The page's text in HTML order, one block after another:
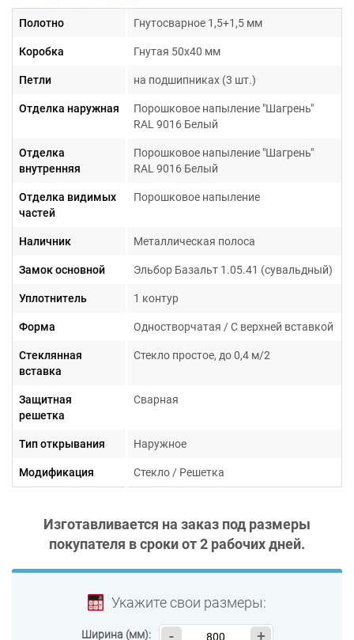
Полотно Гнутосварное 1,5+1,5 мм
Коробка Гнутая 50х40 мм
Петли на подшипниках (3 шт.)
Отделка наружная
Порошковое напыление "Шагрень"
RAL 9016 Белый
Отделка
внутренняя
Порошковое напыление "Шагрень"
RAL 9016 Белый
Отделка видимых
частей
Порошковое напыление
Наличник Металлическая полоса
Замок основной Эльбор Базальт 1.05.41 (сувальдный)
Уплотнитель 1 контур
Форма Одностворчатая / С верхней вставкой
Стеклянная
вставка
Стекло простое, до 0,4 м/2
Защитная
решетка
Сварная
Тип открывания Наружное
Модификация Стекло / Решетка
Изготавливается на заказ под размеры
покупателя в сроки от2 рабочих дней.
Укажите свои размеры:
Ширина (мм): - +